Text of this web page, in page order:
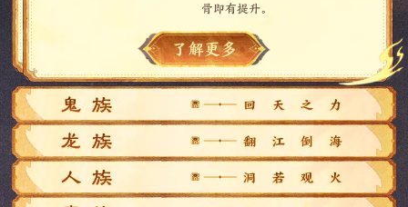
骨即有提升。
【泉台】：汲泉台幽冥寒水，化死为生，枯骨亦能生血肉。
回天之力·把玩：
增加自身10%加强三尸属性；
【金鳞】：炼深渊潜蛟逆鳞，寒光烁烁，力可撼动乾坤。